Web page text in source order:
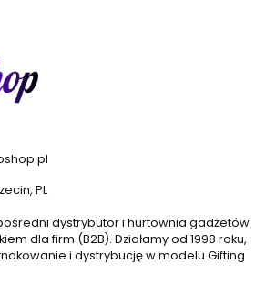
PL
dystrybutor i hurtownia gadżetów
dla firm (B2B). Działamy od 1998 roku,
i dystrybucję w modelu Gifting